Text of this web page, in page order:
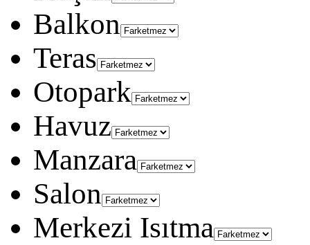
Balkon
Teras
Otopark
Havuz
Manzara
Salon
Merkezi Isıtma